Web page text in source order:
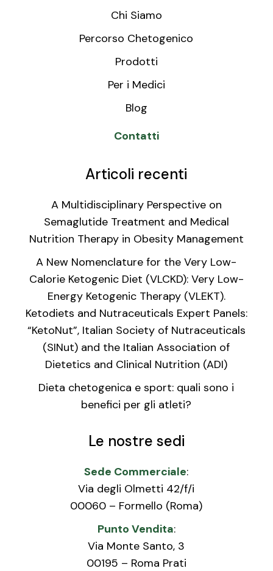
Chi Siamo
Percorso Chetogenico
Prodotti
Per i Medici
Blog
Contatti
Articoli recenti
A Multidisciplinary Perspective on
Semaglutide Treatment and Medical
Nutrition Therapy in Obesity Management
A New Nomenclature for the Very Low-
Calorie Ketogenic Diet (VLCKD): Very Low-
Energy Ketogenic Therapy (VLEKT).
Ketodiets and Nutraceuticals Expert Panels:
“KetoNut”, Italian Society of Nutraceuticals
(SINut) and the Italian Association of
Dietetics and Clinical Nutrition (ADI)
Dieta chetogenica e sport: quali sono i
benefici per gli atleti?
Le nostre sedi
Sede Commerciale:
Via degli Olmetti 42/f/i
00060 – Formello (Roma)
Punto Vendita:
Via Monte Santo, 3
00195 – Roma Prati